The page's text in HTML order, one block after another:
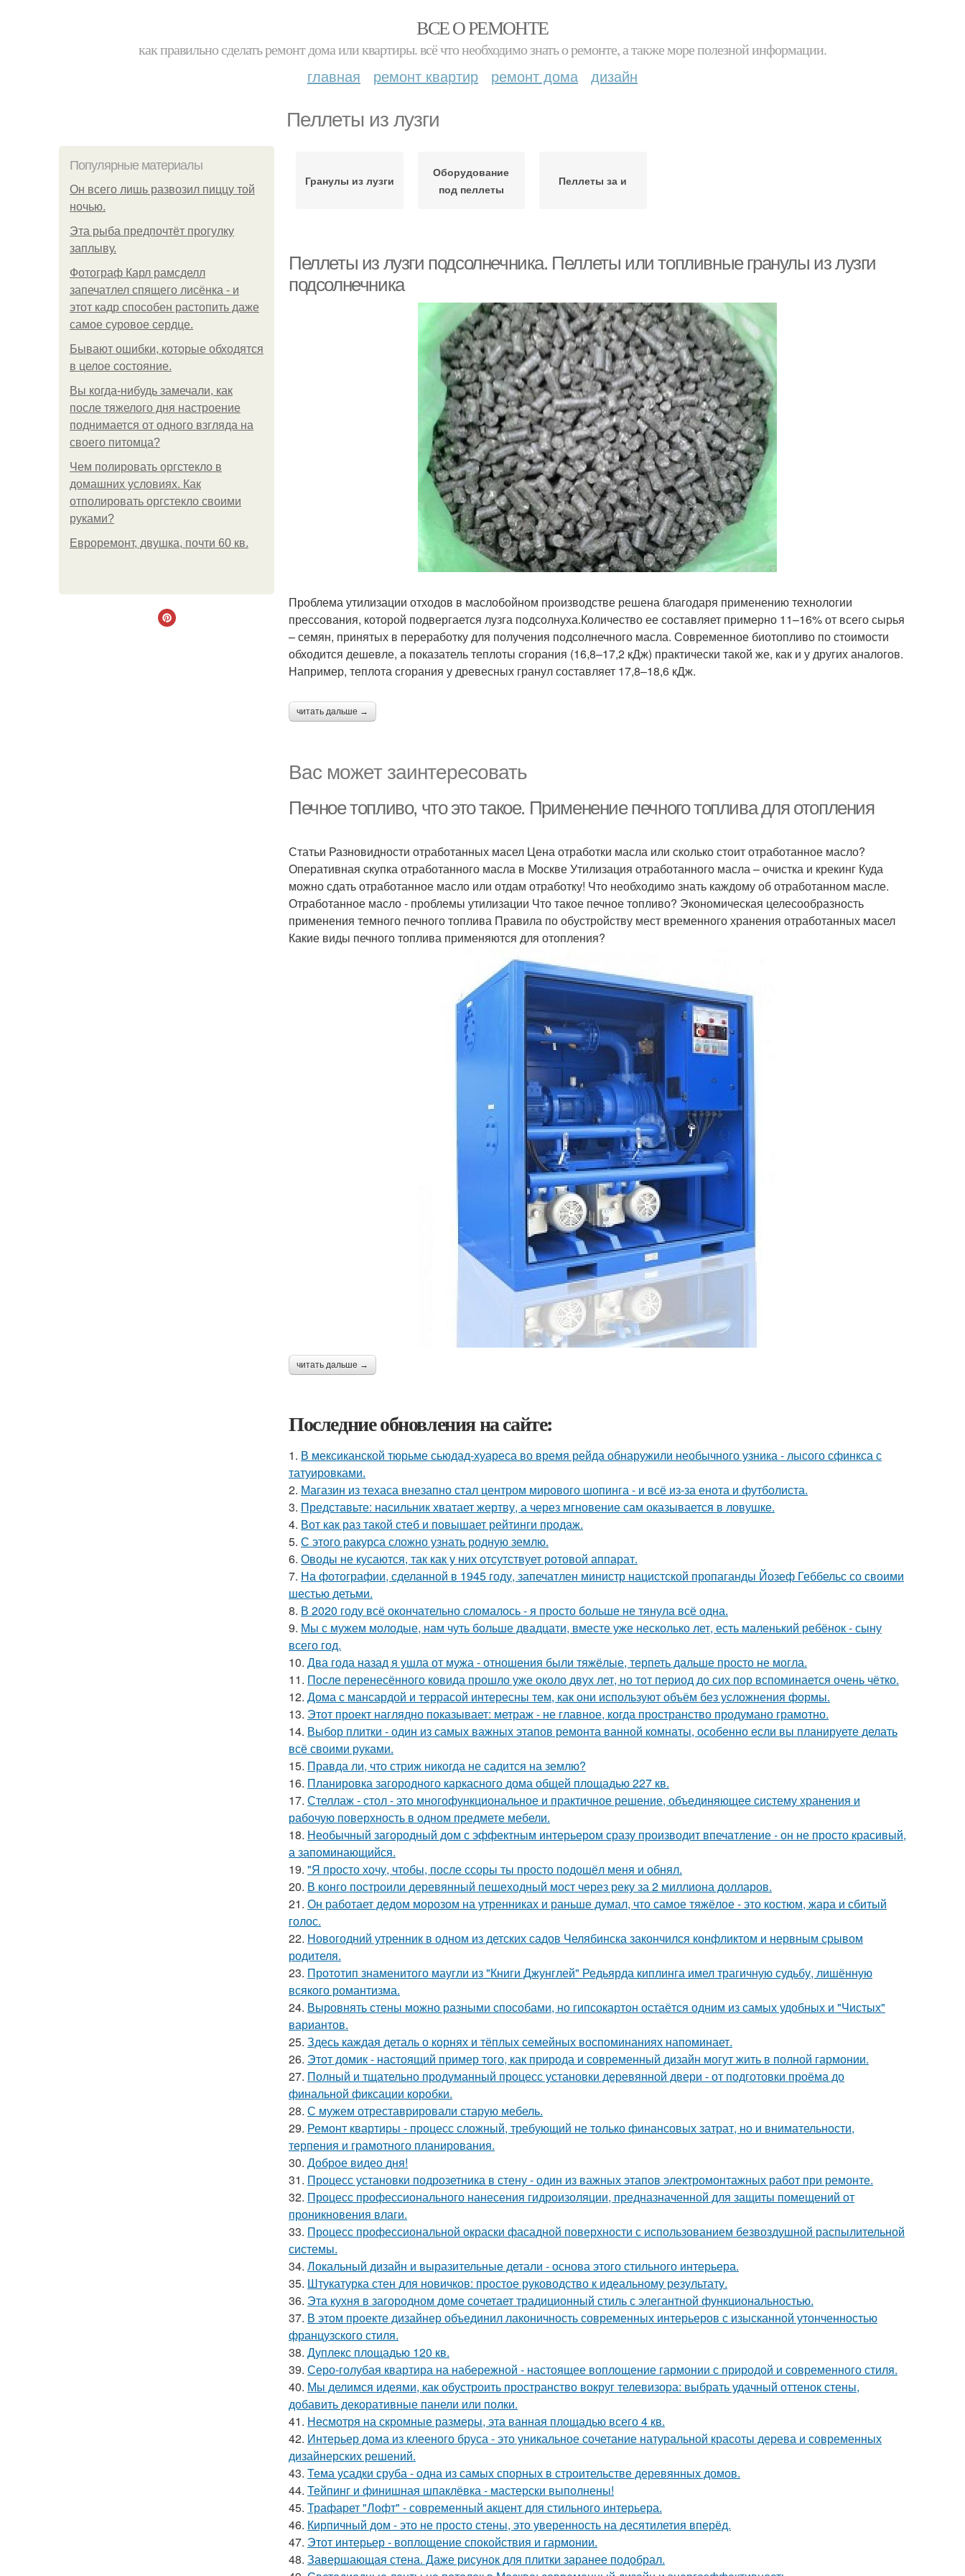
ВСЕ О РЕМОНТЕ
как правильно сделать ремонт дома или квартиры. всё что необходимо знать о ремонте, а также море полезной информации.
главная ремонт квартир ремонт дома дизайн
Пеллеты из лузги
Популярные материалы
Он всего лишь развозил пиццу той
ночью.
Эта рыба предпочтёт прогулку
заплыву.
Фотограф Карл рамсделл
запечатлел спящего лисёнка - и
этот кадр способен растопить даже
самое суровое сердце.
Бывают ошибки, которые обходятся
в целое состояние.
Вы когда-нибудь замечали, как
после тяжелого дня настроение
поднимается от одного взгляда на
своего питомца?
Чем полировать оргстекло в
домашних условиях. Как
отполировать оргстекло своими
руками?
Евроремонт, двушка, почти 60 кв.
Гранулы из лузги
Оборудование
под пеллеты
Пеллеты за и
Пеллеты из лузги подсолнечника. Пеллеты или топливные гранулы из лузги
подсолнечника
Проблема утилизации отходов в маслобойном производстве решена благодаря применению технологии
прессования, которой подвергается лузга подсолнуха.Количество ее составляет примерно 11–16% от всего сырья
– семян, принятых в переработку для получения подсолнечного масла. Современное биотопливо по стоимости
обходится дешевле, а показатель теплоты сгорания (16,8–17,2 кДж) практически такой же, как и у других аналогов.
Например, теплота сгорания у древесных гранул составляет 17,8–18,6 кДж.
читать дальше →
Вас может заинтересовать
Печное топливо, что это такое. Применение печного топлива для отопления
Статьи Разновидности отработанных масел Цена отработки масла или сколько стоит отработанное масло?
Оперативная скупка отработанного масла в Москве Утилизация отработанного масла – очистка и крекинг Куда
можно сдать отработанное масло или отдам отработку! Что необходимо знать каждому об отработанном масле.
Отработанное масло - проблемы утилизации Что такое печное топливо? Экономическая целесообразность
применения темного печного топлива Правила по обустройству мест временного хранения отработанных масел
Какие виды печного топлива применяются для отопления?
читать дальше →
Последние обновления на сайте:
1. В мексиканской тюрьме сьюдад-хуареса во время рейда обнаружили необычного узника - лысого сфинкса с
татуировками.
2. Магазин из техаса внезапно стал центром мирового шопинга - и всё из-за енота и футболиста.
3. Представьте: насильник хватает жертву, а через мгновение сам оказывается в ловушке.
4. Вот как раз такой стеб и повышает рейтинги продаж.
5. С этого ракурса сложно узнать родную землю.
6. Оводы не кусаются, так как у них отсутствует ротовой аппарат.
7. На фотографии, сделанной в 1945 году, запечатлен министр нацистской пропаганды Йозеф Геббельс со своими
шестью детьми.
8. В 2020 году всё окончательно сломалось - я просто больше не тянула всё одна.
9. Мы с мужем молодые, нам чуть больше двадцати, вместе уже несколько лет, есть маленький ребёнок - сыну
всего год.
10. Два года назад я ушла от мужа - отношения были тяжёлые, терпеть дальше просто не могла.
11. После перенесённого ковида прошло уже около двух лет, но тот период до сих пор вспоминается очень чётко.
12. Дома с мансардой и террасой интересны тем, как они используют объём без усложнения формы.
13. Этот проект наглядно показывает: метраж - не главное, когда пространство продумано грамотно.
14. Выбор плитки - один из самых важных этапов ремонта ванной комнаты, особенно если вы планируете делать
всё своими руками.
15. Правда ли, что стриж никогда не садится на землю?
16. Планировка загородного каркасного дома общей площадью 227 кв.
17. Стеллаж - стол - это многофункциональное и практичное решение, объединяющее систему хранения и
рабочую поверхность в одном предмете мебели.
18. Необычный загородный дом с эффектным интерьером сразу производит впечатление - он не просто красивый,
а запоминающийся.
19. "Я просто хочу, чтобы, после ссоры ты просто подошёл меня и обнял.
20. В конго построили деревянный пешеходный мост через реку за 2 миллиона долларов.
21. Он работает дедом морозом на утренниках и раньше думал, что самое тяжёлое - это костюм, жара и сбитый
голос.
22. Новогодний утренник в одном из детских садов Челябинска закончился конфликтом и нервным срывом
родителя.
23. Прототип знаменитого маугли из "Книги Джунглей" Редьярда киплинга имел трагичную судьбу, лишённую
всякого романтизма.
24. Выровнять стены можно разными способами, но гипсокартон остаётся одним из самых удобных и "Чистых"
вариантов.
25. Здесь каждая деталь о корнях и тёплых семейных воспоминаниях напоминает.
26. Этот домик - настоящий пример того, как природа и современный дизайн могут жить в полной гармонии.
27. Полный и тщательно продуманный процесс установки деревянной двери - от подготовки проёма до
финальной фиксации коробки.
28. С мужем отреставрировали старую мебель.
29. Ремонт квартиры - процесс сложный, требующий не только финансовых затрат, но и внимательности,
терпения и грамотного планирования.
30. Доброе видео дня!
31. Процесс установки подрозетника в стену - один из важных этапов электромонтажных работ при ремонте.
32. Процесс профессионального нанесения гидроизоляции, предназначенной для защиты помещений от
проникновения влаги.
33. Процесс профессиональной окраски фасадной поверхности с использованием безвоздушной распылительной
системы.
34. Локальный дизайн и выразительные детали - основа этого стильного интерьера.
35. Штукатурка стен для новичков: простое руководство к идеальному результату.
36. Эта кухня в загородном доме сочетает традиционный стиль с элегантной функциональностью.
37. В этом проекте дизайнер объединил лаконичность современных интерьеров с изысканной утонченностью
французского стиля.
38. Дуплекс площадью 120 кв.
39. Серо-голубая квартира на набережной - настоящее воплощение гармонии с природой и современного стиля.
40. Мы делимся идеями, как обустроить пространство вокруг телевизора: выбрать удачный оттенок стены,
добавить декоративные панели или полки.
41. Несмотря на скромные размеры, эта ванная площадью всего 4 кв.
42. Интерьер дома из клееного бруса - это уникальное сочетание натуральной красоты дерева и современных
дизайнерских решений.
43. Тема усадки сруба - одна из самых спорных в строительстве деревянных домов.
44. Тейпинг и финишная шпаклёвка - мастерски выполнены!
45. Трафарет "Лофт" - современный акцент для стильного интерьера.
46. Кирпичный дом - это не просто стены, это уверенность на десятилетия вперёд.
47. Этот интерьер - воплощение спокойствия и гармонии.
48. Завершающая стена. Даже рисунок для плитки заранее подобрал.